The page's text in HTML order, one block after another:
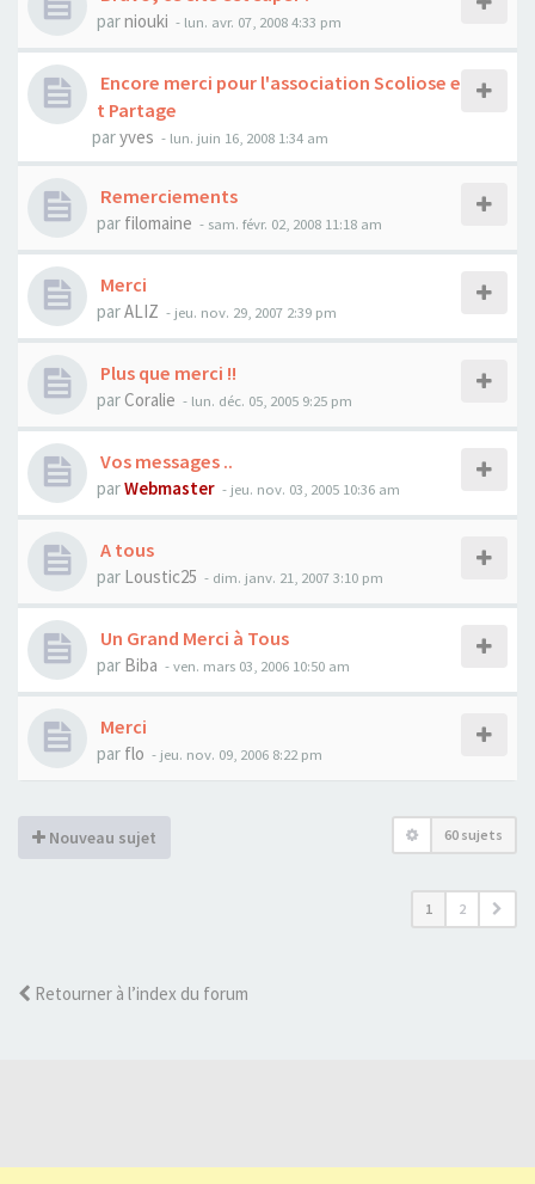
parniouki - lun. avr. 07, 2008 4:33 pm
Encore merci pour l'association Scoliose e
t Partage
paryves - lun. juin 16, 2008 1:34 am
Remerciements
par filomaine - sam. févr. 02, 2008 11:18 am
Merci
parALIZ - jeu. nov. 29, 2007 2:39 pm
Plus que merci !!
par Coralie - lun. déc. 05, 2005 9:25 pm
Vos messages ..
parWebmaster - jeu. nov. 03, 2005 10:36 am
A tous
par Loustic25 - dim. janv. 21, 2007 3:10 pm
Un Grand Merci à Tous
par Biba - ven. mars 03, 2006 10:50 am
Merci
par flo - jeu. nov. 09, 2006 8:22 pm
Nouveau sujet 60 sujets
1 2
Retourner à l’index du forum